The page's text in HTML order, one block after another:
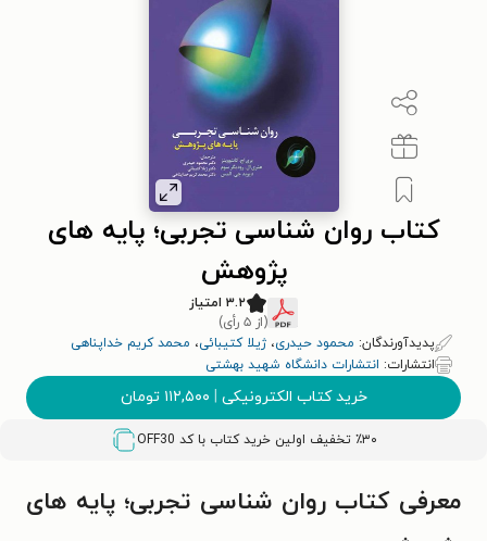
کتاب روان شناسی تجربی؛ پایه های
پژوهش
۳.۲ امتیاز
(از ۵ رأی)
پدیدآورندگان: محمود حیدری، ژیلا کتیبائی، محمد کریم خداپناهی
انتشارات: انتشارات دانشگاه شهید بهشتی
خرید کتاب الکترونیکی | ۱۱۲,۵۰۰ تومان
٪۳۰ تخفیف اولین خرید کتاب با کد OFF30
معرفی کتاب روان شناسی تجربی؛ پایه های